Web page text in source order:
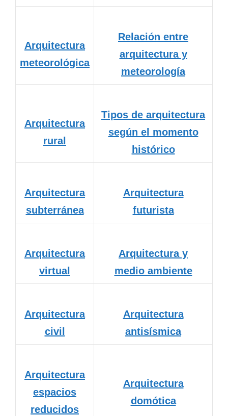
Arquitectura
meteorológica
Relación entre
arquitectura y
meteorología
Arquitectura
rural
Tipos de arquitectura
según el momento
histórico
Arquitectura
subterránea
Arquitectura
futurista
Arquitectura
virtual
Arquitectura y
medio ambiente
Arquitectura
civil
Arquitectura
antisísmica
Arquitectura
espacios
reducidos
Arquitectura
domótica